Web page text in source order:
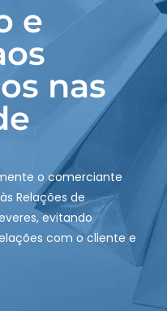
e
nas
o comerciante
Relações de
evitando
com o cliente e